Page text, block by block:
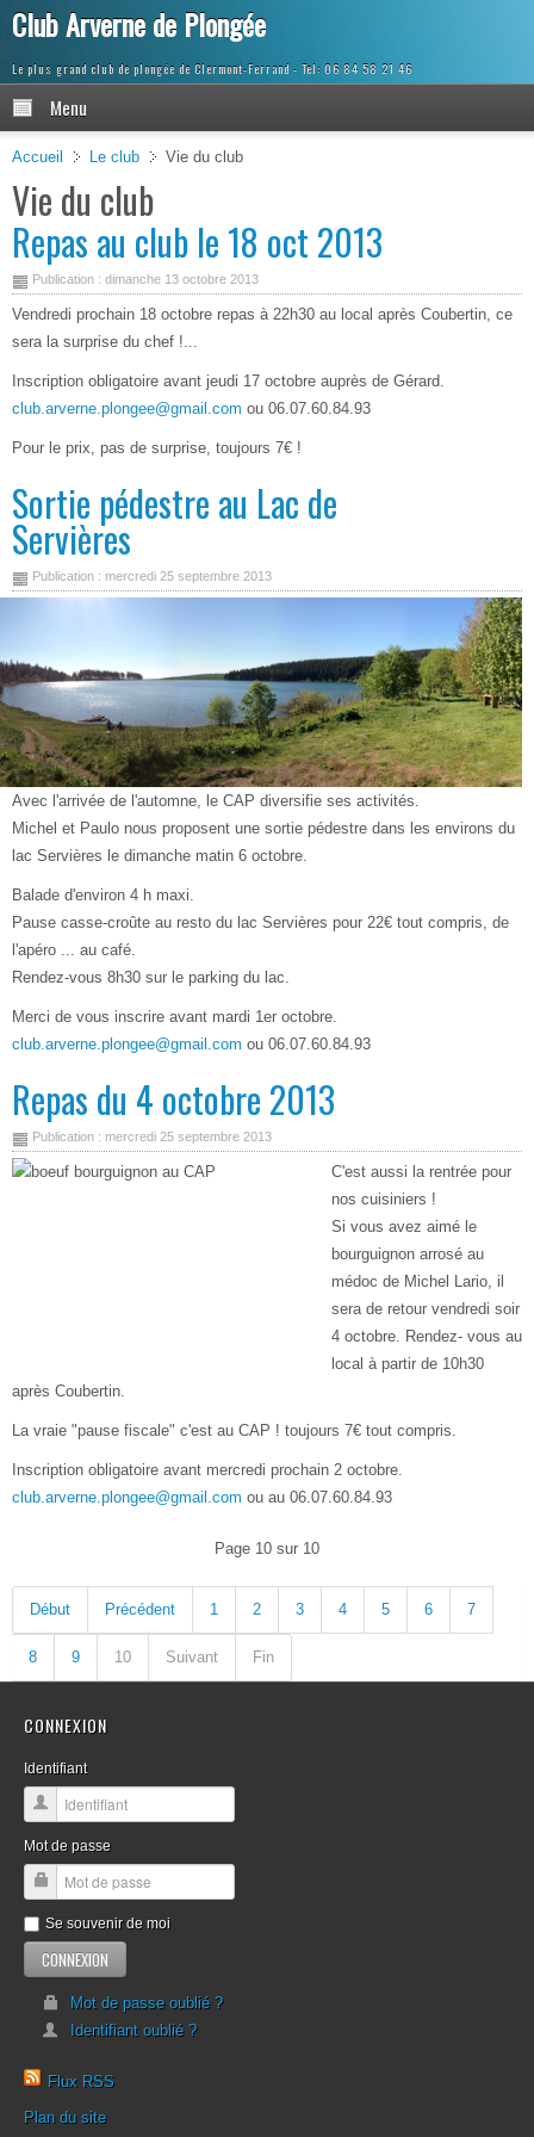
Club Arverne de Plongée
Le plus grand club de plongée de Clermont-Ferrand
Menu
Accueil Le club Vie du club
Vie du club
Repas au club le 18 oct 2013
Publication : dimanche 13 octobre 2013
Vendredi prochain 18 octobre repas à 22h30 au local après Coubertin, ce
sera la surprise du chef !...
Inscription obligatoire avant jeudi 17 octobre auprès de Gérard.
club.arverne.plongee@gmail.com ou 06.07.60.84.93
Pour le prix, pas de surprise, toujours 7€ !
Sortie pédestre au Lac de
Servières
Publication : mercredi 25 septembre 2013
Avec l'arrivée de l'automne, le CAP diversifie ses activités.
Michel et Paulo nous proposent une sortie pédestre dans les environs du
lac Servières le dimanche matin 6 octobre.
Balade d'environ 4 h maxi.
Pause casse-croûte au resto du lac Servières pour 22€ tout compris, de
l'apéro ... au café.
Rendez-vous 8h30 sur le parking du lac.
Merci de vous inscrire avant mardi 1er octobre.
club.arverne.plongee@gmail.com ou 06.07.60.84.93
Repas du 4 octobre 2013
Publication : mercredi 25 septembre 2013
C'est aussi la rentrée pour
nos cuisiniers !
Si vous avez aimé le
bourguignon arrosé au
médoc de Michel Lario, il
sera de retour vendredi soir
4 octobre. Rendez- vous au
local à partir de 10h30
après Coubertin.
La vraie "pause fiscale" c'est au CAP ! toujours 7€ tout compris.
Inscription obligatoire avant mercredi prochain 2 octobre.
club.arverne.plongee@gmail.com ou au 06.07.60.84.93
Page 10 sur 10
Début Précédent 1 2 3 4 5 6 7
8 9 10 Suivant Fin
CONNEXION
Identifiant
Mot de passe
Se souvenir de moi
Mot de passe oublié ?
Identifiant oublié ?
Flux RSS
Plan du site